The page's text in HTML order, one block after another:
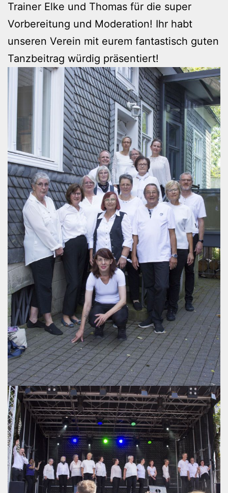
Trainer Elke und Thomas für die super
Vorbereitung und Moderation! Ihr habt
unseren Verein mit eurem fantastisch guten
Tanzbeitrag würdig präsentiert!